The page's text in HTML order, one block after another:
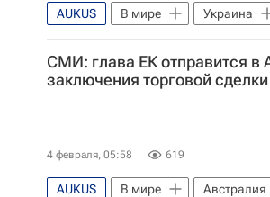
AUKUS В мире Украина
Евросоюз
НАТО
СМИ: глава ЕК отправится в
заключения торговой сделки
4 февраля, 05:58 619
AUKUS В мире Австралия